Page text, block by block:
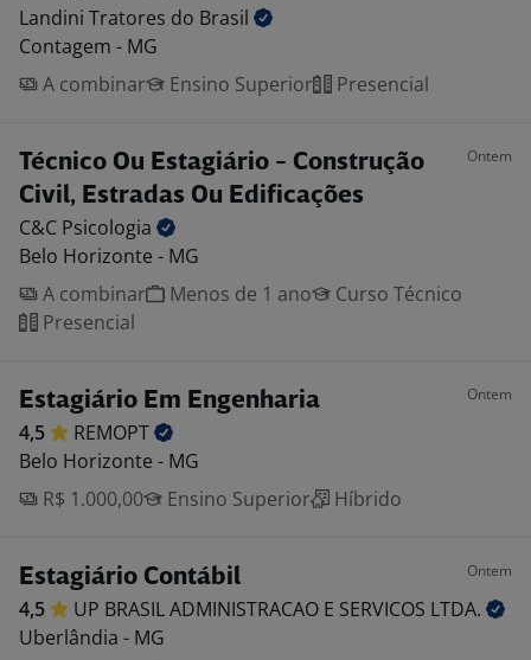
Landini Tratores do Brasil
Contagem - MG
A combinar
Ensino Superior Presencial
Técnico Ou Estagiário - Construção
Civil, Estradas Ou Edificações
Ontem
C&C Psicologia
Belo Horizonte - MG
A combinar
Menos de 1 ano
Curso Técnico
Presencial
Estagiário Em Engenharia Ontem
4,5
REMOPT
Belo Horizonte - MG
R$ 1.000,00
Ensino Superior Híbrido
Estagiário Contábil Ontem
4,5 UP BRASIL ADMINISTRACAO E SERVICOS LTDA.
Uberlândia - MG